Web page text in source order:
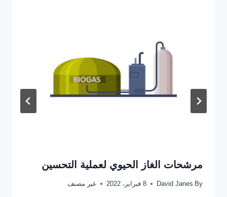
مرشحات الغاز الحيوي لعملية التحسين
By
David Janes 8 فبراير، 2022 غير مصنف